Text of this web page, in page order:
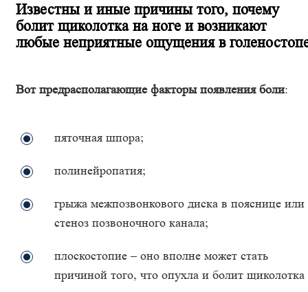
Известны и иные причины того, почему
болит щиколотка на ноге и возникают
любые неприятные ощущения в
Вот предрасполагающие факторы появления боли:
пяточная шпора;
полинейропатия;
грыжа межпозвонкового диска в пояснице или
стеноз позвоночного канала;
плоскостопие – оно вполне может стать
причиной того, что опухла и болит щиколотка